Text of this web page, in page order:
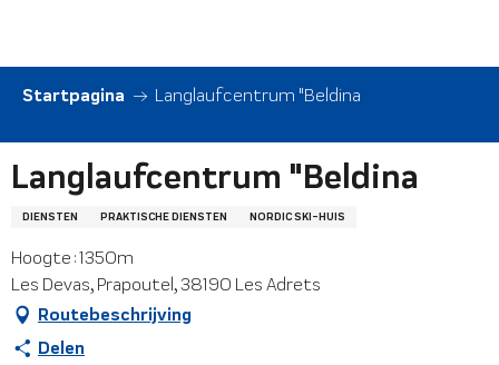
contenu
principal
Startpagina Langlaufcentrum "Beldina
Langlaufcentrum "Beldina
DIENSTEN PRAKTISCHE DIENSTEN NORDIC SKI-HUIS
Hoogte : 1350m
Les Devas, Prapoutel, 38190 Les Adrets
Routebeschrijving
Delen